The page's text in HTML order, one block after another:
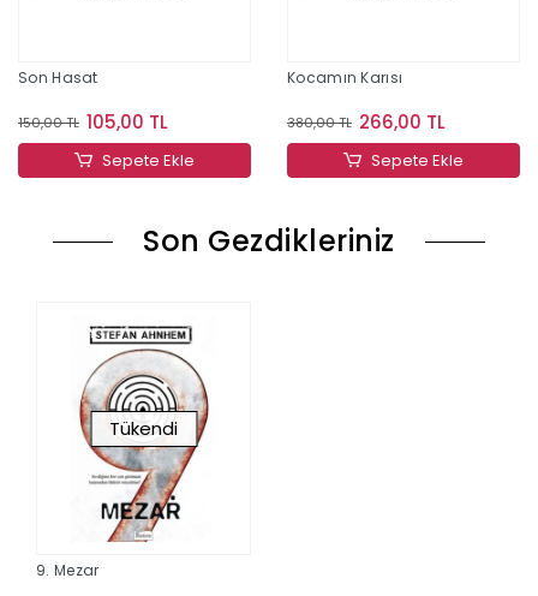
Son Hasat
150,00 TL 105,00 TL
Sepete Ekle
Kocamın Karısı
380,00 TL 266,00 TL
Sepete Ekle
Son Gezdikleriniz
Tükendi
9. Mezar